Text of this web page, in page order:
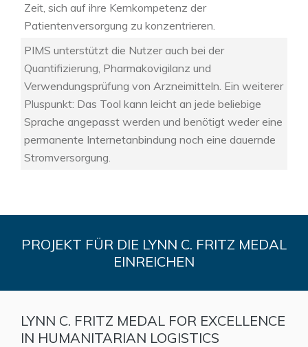
Zeit, sich auf ihre Kernkompetenz der
Patientenversorgung zu konzentrieren.
PIMS unterstützt die Nutzer auch bei der
Quantifizierung, Pharmakovigilanz und
Verwendungsprüfung von Arzneimitteln. Ein weiterer
Pluspunkt: Das Tool kann leicht an jede beliebige
Sprache angepasst werden und benötigt weder eine
permanente Internetanbindung noch eine dauernde
Stromversorgung.
PROJEKT FÜR DIE LYNN C. FRITZ MEDAL
EINREICHEN
LYNN C. FRITZ MEDAL FOR EXCELLENCE
IN HUMANITARIAN LOGISTICS